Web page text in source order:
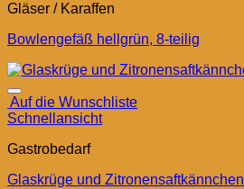
Gläser / Karaffen
Bowlengefäß hellgrün, 8-teilig
Auf die Wunschliste
Schnellansicht
Gastrobedarf
Glaskrüge und Zitronensaftkännchen